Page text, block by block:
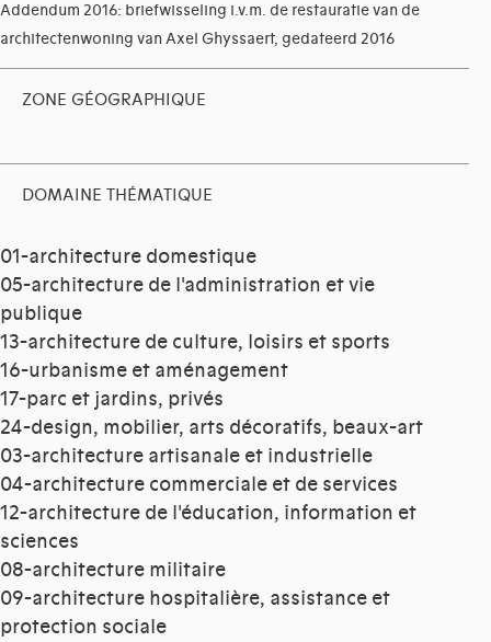
Addendum 2016: briefwisseling i.v.m. de restauratie van de
architectenwoning van Axel Ghyssaert, gedateerd 2016
ZONE GÉOGRAPHIQUE
DOMAINE THÉMATIQUE
01-architecture domestique
05-architecture de l'administration et vie
publique
13-architecture de culture, loisirs et sports
16-urbanisme et aménagement
17-parc et jardins, privés
24-design, mobilier, arts décoratifs, beaux-art
03-architecture artisanale et industrielle
04-architecture commerciale et de services
12-architecture de l'éducation, information et
sciences
08-architecture militaire
09-architecture hospitalière, assistance et
protection sociale